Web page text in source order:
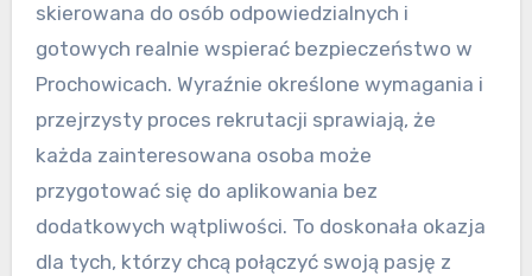
skierowana do osób odpowiedzialnych i
gotowych realnie wspierać bezpieczeństwo w
Prochowicach. Wyraźnie określone wymagania i
przejrzysty proces rekrutacji sprawiają, że
każda zainteresowana osoba może
przygotować się do aplikowania bez
dodatkowych wątpliwości. To doskonała okazja
dla tych, którzy chcą połączyć swoją pasję z